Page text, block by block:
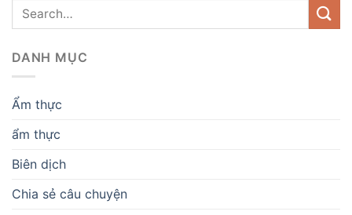
DANH MỤC
Ẩm thực
ẩm thực
Biên dịch
Chia sẻ câu chuyện